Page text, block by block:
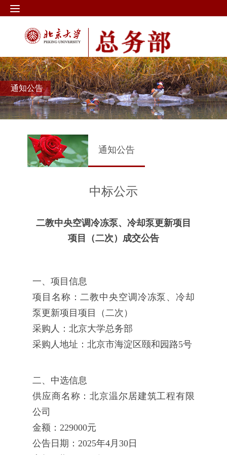
通知公告
通知公告
中标公示
二教中央空调冷冻泵、冷却泵更新项目
项目（二次）成交公告
一、项目信息
项目名称：二教中央空调冷冻泵、冷却
泵更新项目项目（二次）
采购人：北京大学总务部
采购人地址：北京市海淀区颐和园路5号
二、中选信息
供应商名称：北京温尔居建筑工程有限
公司
金额：229000元
公告日期：2025年4月30日